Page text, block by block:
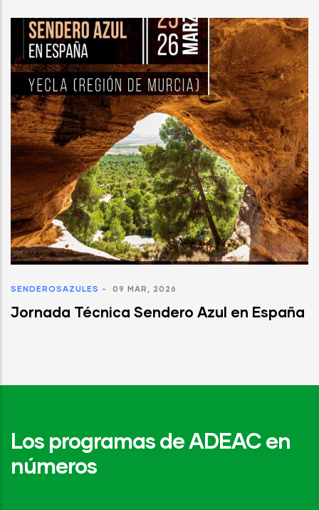
SENDEROSAZULES - 09 MAR, 2026
Jornada Técnica Sendero Azul en España
Los programas de ADEAC en
números